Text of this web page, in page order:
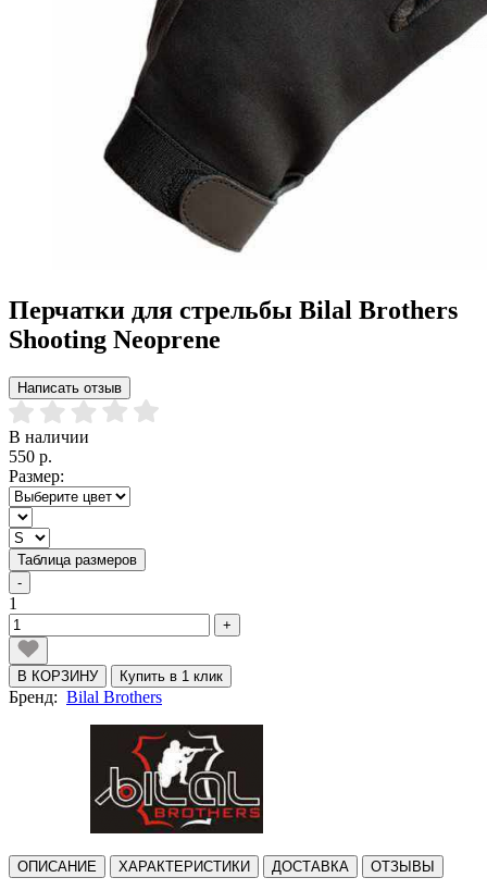
Перчатки для стрельбы Bilal Brothers
Shooting Neoprene
Написать отзыв
В наличии
550 р.
Размер:
Таблица размеров
-
1
+
В КОРЗИНУ Купить в 1 клик
Бренд: Bilal Brothers
ОПИСАНИЕ ХАРАКТЕРИСТИКИ ДОСТАВКА ОТЗЫВЫ